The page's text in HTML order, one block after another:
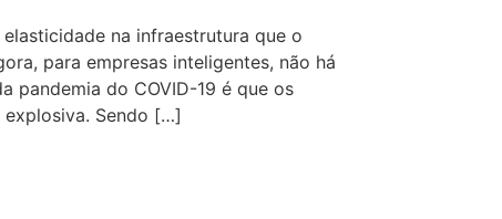
na infraestrutura que o
para empresas inteligentes, não há
pandemia do COVID-19 é que os
explosiva. Sendo […]